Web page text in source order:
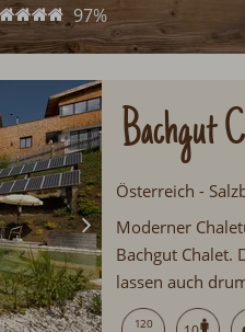
97%
Bachgut
Österreich -
Moderner
Bachgut Chalet.
lassen auch
Pot auf der
120